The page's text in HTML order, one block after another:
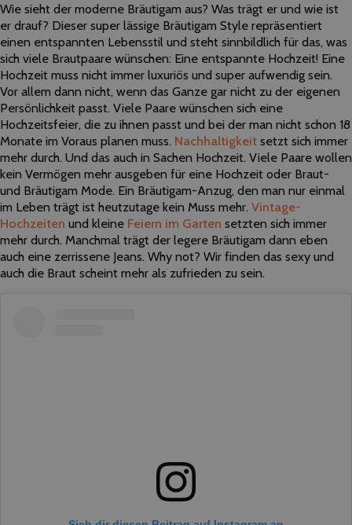
Wie sieht der moderne Bräutigam aus? Was trägt er und wie ist
er drauf? Dieser super lässige Bräutigam Style repräsentiert
einen entspannten Lebensstil und steht sinnbildlich für das, was
sich viele Brautpaare wünschen: Eine entspannte Hochzeit! Eine
Hochzeit muss nicht immer luxuriös und super aufwendig sein.
Vor allem dann nicht, wenn das Ganze gar nicht zu der eigenen
Persönlichkeit passt. Viele Paare wünschen sich eine
Hochzeitsfeier, die zu ihnen passt und bei der man nicht schon 18
Monate im Voraus planen muss. Nachhaltigkeit setzt sich immer
mehr durch. Und das auch in Sachen Hochzeit. Viele Paare wollen
kein Vermögen mehr ausgeben für eine Hochzeit oder Braut-
und Bräutigam Mode. Ein Bräutigam-Anzug, den man nur einmal
im Leben trägt ist heutzutage kein Muss mehr. Vintage-
Hochzeiten und kleine Feiern im Garten setzten sich immer
mehr durch. Manchmal trägt der legere Bräutigam dann eben
auch eine zerrissene Jeans. Why not? Wir finden das sexy und
auch die Braut scheint mehr als zufrieden zu sein.